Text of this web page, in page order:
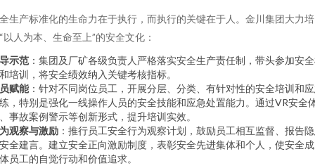
生产标准化的生命力在于执行，而执行的关键在于人。金川集团大力培
以人为本、生命至上”的安全文化：
示范 ：集团及厂矿各级负责人严格落实安全生产责任制，带头参加安
培训，将安全绩效纳入关键考核指标。
赋能：针对不同岗位员工，开展分层、分类、有针对性的安全培训和
，特别是强化一线操作人员的安全技能和应急处置能力。通过VR安全
事故案例警示等创新形式，提升培训实效。
观察与激励 ：推行员工安全行为观察计划，鼓励员工相互监督、报告
全建言。建立安全正向激励制度，表彰安全先进集体和个人，使安全
员工的自觉行动和价值追求。